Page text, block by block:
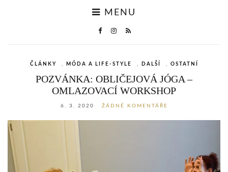
MENU
ČLÁNKY MÓDA A LIFE-STYLE DALŠÍ OSTATNÍ
POZVÁNKA: OBLIČEJOVÁ JÓGA –
OMLAZOVACÍ WORKSHOP
6. 3. 2020 ŽÁDNÉ KOMENTÁŘE